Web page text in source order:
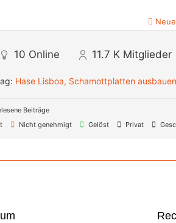
10 Online 11.7 K Mitglieder
Hase Lisboa, Schamottplatten ausbauen
Beiträge
Nicht genehmigt Gelöst Privat